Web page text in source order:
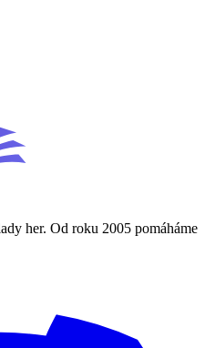
her. Od roku 2005 pomáháme